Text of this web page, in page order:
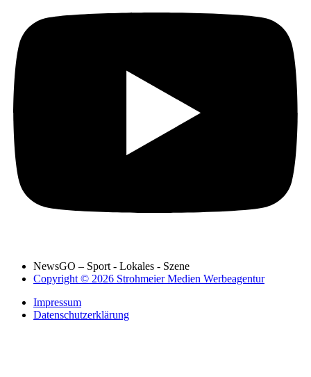
NewsGO – Sport - Lokales - Szene
Copyright © 2026 Strohmeier Medien Werbeagentur
Impressum
Datenschutzerklärung